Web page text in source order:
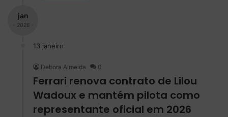
jan
- 2026 -
13 janeiro
Debora Almeida 0
Ferrari renova contrato de Lilou
Wadoux e mantém pilota como
representante oficial em 2026